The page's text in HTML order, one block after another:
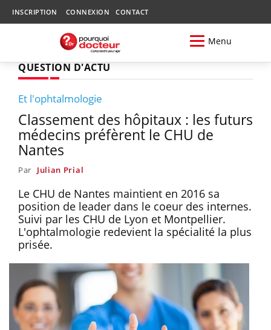
INSCRIPTION CONNEXION CONTACT
Menu
QUESTION D'ACTU
Et l'ophtalmologie
Classement des hôpitaux : les futurs
médecins préfèrent le CHU de
Nantes
Par Julian Prial
Le CHU de Nantes maintient en 2016 sa
position de leader dans le coeur des internes.
Suivi par les CHU de Lyon et Montpellier.
L'ophtalmologie redevient la spécialité la plus
prisée.